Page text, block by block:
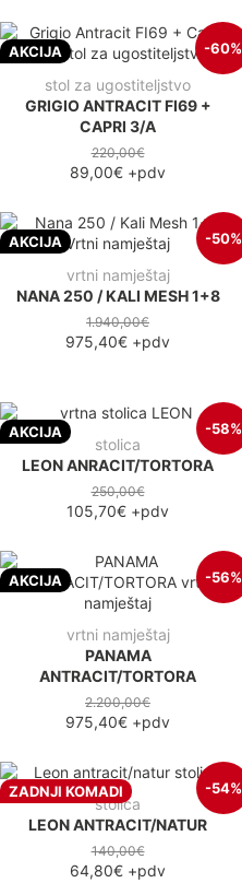
AKCIJA -60%
stol za ugostiteljstvo
GRIGIO ANTRACIT FI69 +
CAPRI 3/A
220,00€
89,00€ +pdv
AKCIJA -50%
vrtni namještaj
NANA 250 / KALI MESH 1+8
1.940,00€
975,40€ +pdv
AKCIJA -58%
stolica
LEON ANRACIT/TORTORA
250,00€
105,70€ +pdv
AKCIJA -56%
vrtni namještaj
PANAMA
ANTRACIT/TORTORA
2.200,00€
975,40€ +pdv
ZADNJI KOMADI -54%
stolica
LEON ANTRACIT/NATUR
140,00€
64,80€ +pdv